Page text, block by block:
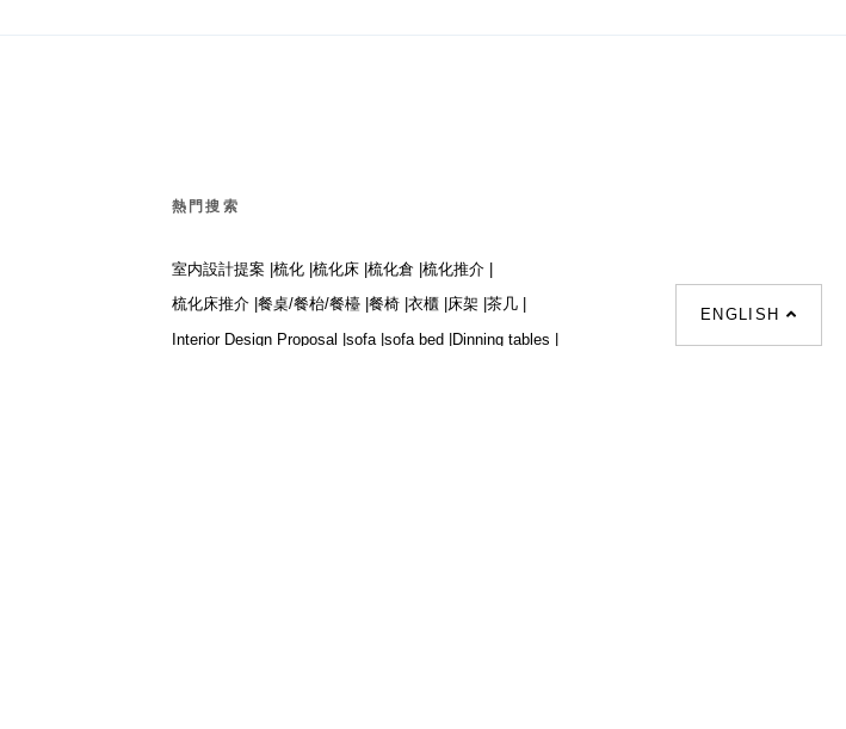
ENGLISH
熱門搜索
室内設計提案 |梳化 |梳化床 |梳化倉 |梳化推介 |
梳化床推介 | 餐桌/餐枱/餐檯 | 餐椅 | 衣櫃 | 床架 | 茶几 |
Interior Design Proposal |sofa |sofa bed |Dinning tables |